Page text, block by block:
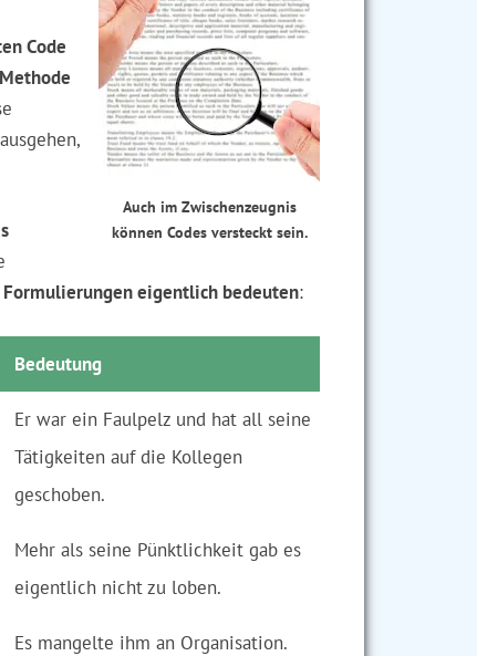
Auch im Zwischenzeugnis
können Codes versteckt sein.
Code
Formulierungen eigentlich bedeuten:
Bedeutung
Er war ein Faulpelz und hat all seine
Tätigkeiten auf die Kollegen
geschoben.
Mehr als seine Pünktlichkeit gab es
eigentlich nicht zu loben.
Es mangelte ihm an Organisation.